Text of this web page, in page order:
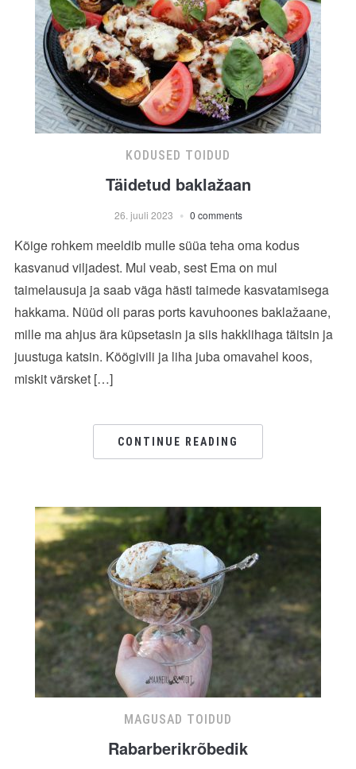
KODUSED TOIDUD
Täidetud baklažaan
26. juuli 2023 0 comments
Kõige rohkem meeldib mulle süüa teha oma kodus
kasvanud viljadest. Mul veab, sest Ema on mul
taimelausuja ja saab väga hästi taimede kasvatamisega
hakkama. Nüüd oli paras ports kavuhoones baklažaane,
mille ma ahjus ära küpsetasin ja siis hakklihaga täitsin ja
juustuga katsin. Köögivili ja liha juba omavahel koos,
miskit värsket […]
CONTINUE READING
MAGUSAD TOIDUD
Rabarberikrõbedik